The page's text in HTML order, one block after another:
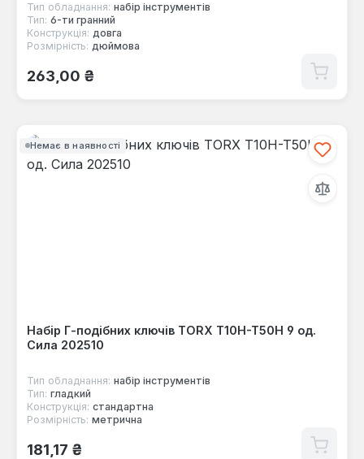
Тип обладнання: набір інструментів
Тип: 6-ти гранний
Конструкція: довга
Розмірність: дюймова
Звичайна ціна:
263,00 ₴
Немає в наявності
Набір Г-подібних ключів TORX T10H-T50H 9 од.
Сила 202510
Тип обладнання: набір інструментів
Тип: гладкий
Конструкція: стандартна
Розмірність: метрична
Звичайна ціна:
181,17 ₴